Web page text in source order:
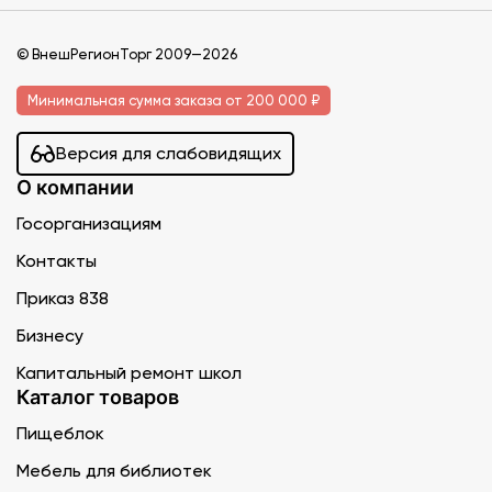
© ВнешРегионТорг 2009—2026
Минимальная сумма заказа от 200 000 ₽
Версия для слабовидящих
О компании
Госорганизациям
Контакты
Приказ 838
Бизнесу
Капитальный ремонт школ
Каталог товаров
Пищеблок
Мебель для библиотек